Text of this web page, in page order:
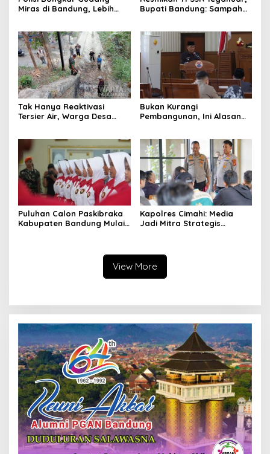
Miras di Bandung, Lebih
Bupati Bandung: Sampah
Tak Hanya Reaktivasi
Tersier Air, Warga Desa
Bukan Kurangi
Pembangunan, Ini Alasan
Daerah
Puluhan Calon Paskibraka
Kabupaten Bandung Mulai
Kapolres Cimahi: Media
Jadi Mitra Strategis
View More